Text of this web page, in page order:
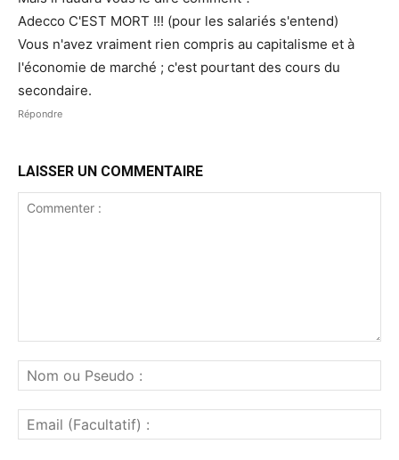
Adecco C'EST MORT !!! (pour les salariés s'entend)
Vous n'avez vraiment rien compris au capitalisme et à
l'économie de marché ; c'est pourtant des cours du
secondaire.
Répondre
LAISSER UN COMMENTAIRE